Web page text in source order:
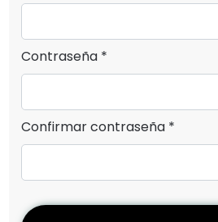
Contraseña *
Confirmar contraseña *